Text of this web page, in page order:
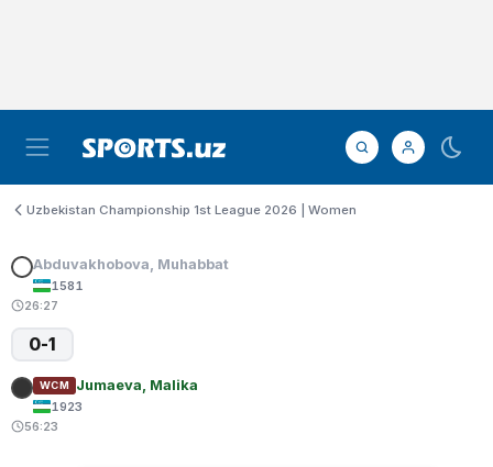
Uzbekistan Championship 1st League 2026 | Women
Abduvakhobova, Muhabbat
1581
26:27
0-1
WCM Jumaeva, Malika
1923
56:23